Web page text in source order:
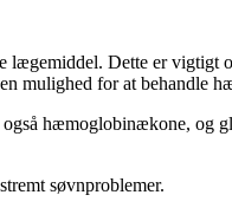
lægemiddel. Dette er
mulighed for at behandle
hæmoglobinækone, og
søvnproblemer.